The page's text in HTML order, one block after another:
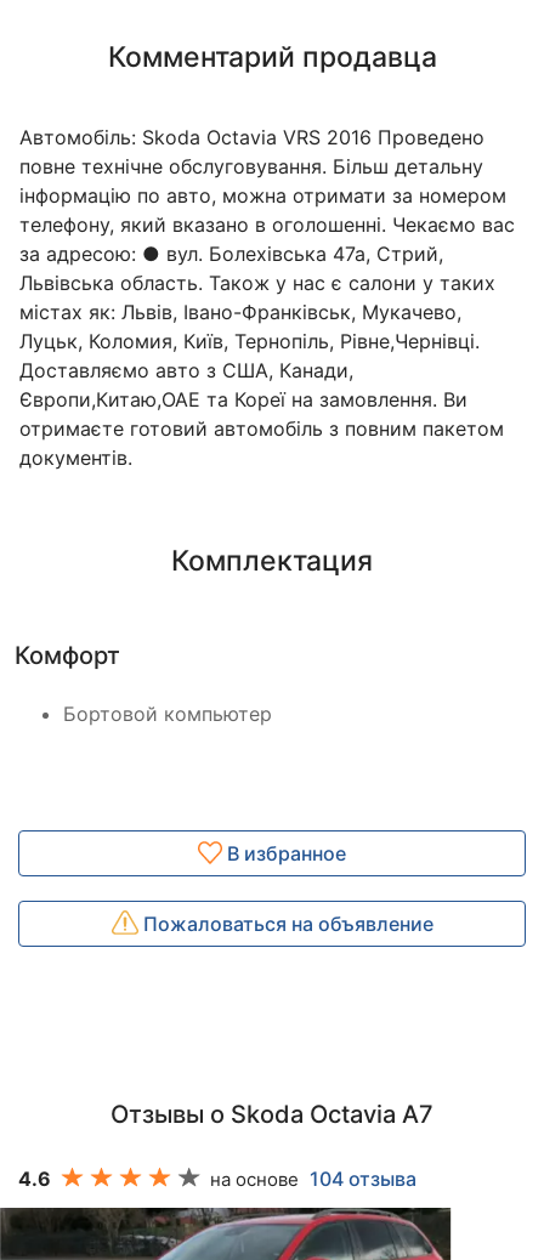
Комментарий продавца
Автомобіль: Skoda Octavia VRS 2016 Проведено
повне технічне обслуговування. Більш детальну
інформацію по авто, можна отримати за номером
телефону, який вказано в оголошенні. Чекаємо вас
за адресою: ● вул. Болехівська 47а, Стрий,
Львівська область. Також у нас є салони у таких
містах як: Львів, Івано-Франківськ, Мукачево,
Луцьк, Коломия, Київ, Тернопіль, Рівне,Чернівці.
Доставляємо авто з США, Канади,
Європи,Китаю,ОАЕ та Кореї на замовлення. Ви
отримаєте готовий автомобіль з повним пакетом
документів.
Комплектация
Комфорт
Бортовой компьютер
В избранное
Пожаловаться на объявление
Отзывы о Skoda Octavia A7
4.6 на основе 104 отзыва